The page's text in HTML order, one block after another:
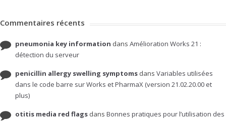
Commentaires récents
pneumonia key information dans Amélioration Works 21 :
détection du serveur
penicillin allergy swelling symptoms dans Variables utilisées
dans le code barre sur Works et PharmaX (version 21.02.20.00 et
plus)
otitis media red flags dans Bonnes pratiques pour l’utilisation des